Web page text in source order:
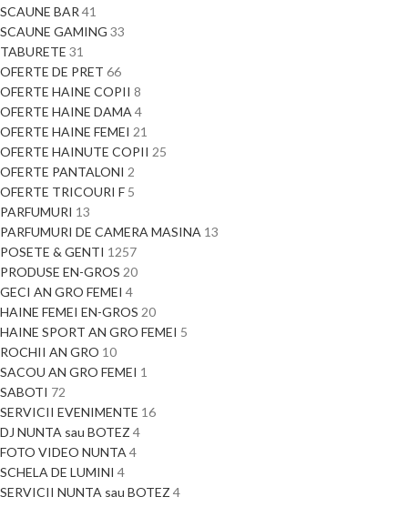
SCAUNE BAR 41
SCAUNE GAMING 33
TABURETE 31
OFERTE DE PRET 66
OFERTE HAINE COPII 8
OFERTE HAINE DAMA 4
OFERTE HAINE FEMEI 21
OFERTE HAINUTE COPII 25
OFERTE PANTALONI 2
OFERTE TRICOURI F 5
PARFUMURI 13
PARFUMURI DE CAMERA MASINA 13
POSETE & GENTI 1257
PRODUSE EN-GROS 20
GECI AN GRO FEMEI 4
HAINE FEMEI EN-GROS 20
HAINE SPORT AN GRO FEMEI 5
ROCHII AN GRO 10
SACOU AN GRO FEMEI 1
SABOTI 72
SERVICII EVENIMENTE 16
DJ NUNTA sau BOTEZ 4
FOTO VIDEO NUNTA 4
SCHELA DE LUMINI 4
SERVICII NUNTA sau BOTEZ 4